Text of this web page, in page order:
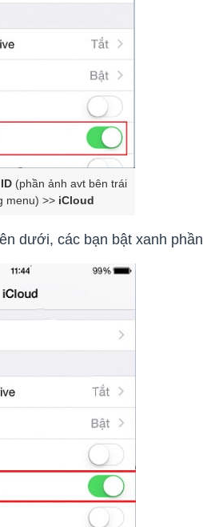
(phần ảnh avt bên trái
menu) >> iCloud
dưới, các bạn bật xanh phần